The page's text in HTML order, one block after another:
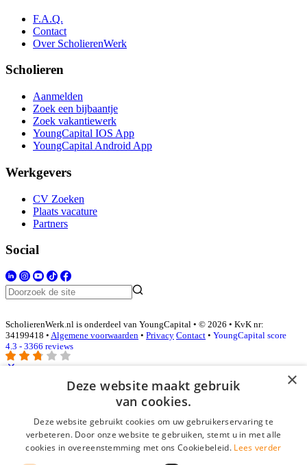
F.A.Q.
Contact
Over ScholierenWerk
Scholieren
Aanmelden
Zoek een bijbaantje
Zoek vakantiewerk
YoungCapital IOS App
YoungCapital Android App
Werkgevers
CV Zoeken
Plaats vacature
Partners
Social
ScholierenWerk.nl is onderdeel van YoungCapital • © 2026 • KvK nr:
34199418 • Algemene voorwaarden • Privacy Contact • YoungCapital score
4.3 - 3366 reviews
Inloggen als bedrijf
E-mail*
Wachtwoord
×
Deze website maakt gebruik
van cookies.
Deze website gebruikt cookies om uw gebruikerservaring te
verbeteren. Door onze website te gebruiken, stemt u in met alle
cookies in overeenstemming met ons Cookiebeleid. Lees verder